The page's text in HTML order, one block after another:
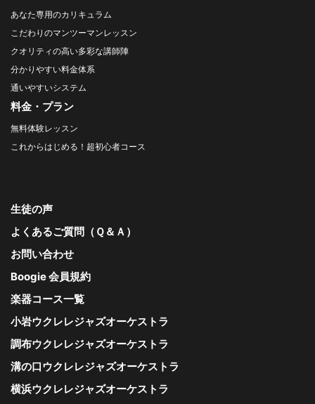
あなた専用のカリキュラム
こだわりのマンツーマンレッスン
クオリティの高い多彩な講師陣
分かりやすい料金体系
通いやすいシステム
料金・プラン
無料体験レッスン
これからはじめる！超初心者コース
生徒の声
よくあるご質問（Ｑ＆Ａ）
お問い合わせ
Boogie 会員規約
楽器コース一覧
小岩ウクレレジャズオーケストラ
調布ウクレレジャズオーケストラ
溝の口ウクレレジャズオーケストラ
横浜ウクレレジャズオーケストラ